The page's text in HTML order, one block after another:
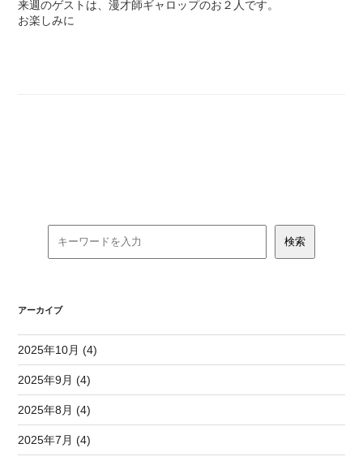
来週のゲストは、漫才師ギャロップのお２人です。
お楽しみに
アーカイブ
2025年10月 (4)
2025年9月 (4)
2025年8月 (4)
2025年7月 (4)